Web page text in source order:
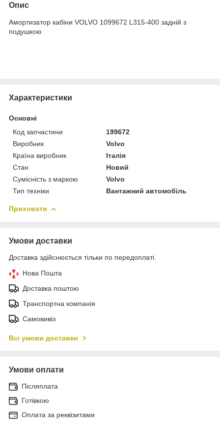
Опис
Амортизатор кабіни VOLVO 1099672 L315-400 задній з
подушкою
Характеристики
Основні
Код запчастини
199672
Виробник
Volvo
Країна виробник
Італія
Стан
Новий
Сумісність з маркою
Volvo
Тип техніки
Вантажний автомобіль
Приховати
Умови доставки
Доставка здійснюється тільки по передоплаті.
Нова Пошта
Доставка поштою
Транспортна компанія
Самовивіз
Всі умови доставки
Умови оплати
Післяплата
Готівкою
Оплата за реквізитами